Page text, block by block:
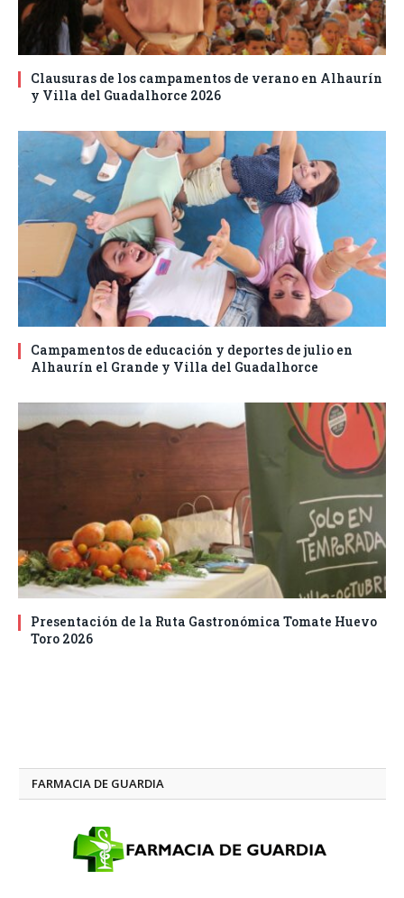
Clausuras de los campamentos de verano en Alhaurín
y Villa del Guadalhorce 2026
Campamentos de educación y deportes de julio en
Alhaurín el Grande y Villa del Guadalhorce
Presentación de la Ruta Gastronómica Tomate Huevo
Toro 2026
FARMACIA DE GUARDIA